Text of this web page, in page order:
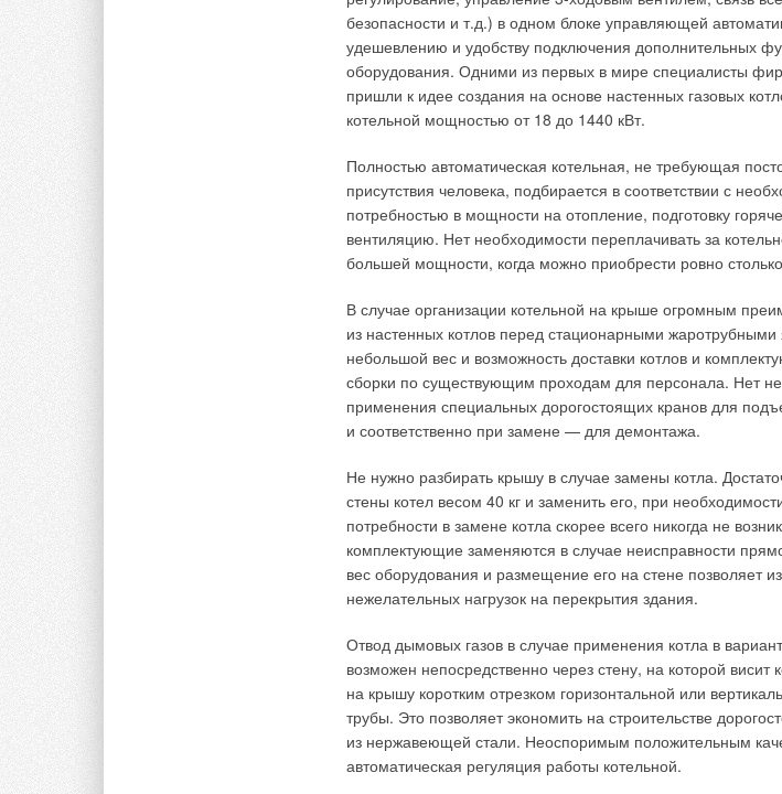
безопасности и т.д.) в одном блоке управляющей
удешевлению и удобству подключения дополнительных
оборудования. Одними из первых в мире специалисты
пришли к идее создания на основе настенных газовых
котельной мощностью от 18 до 1440 кВт.
Полностью автоматическая котельная, не требующая
присутствия человека, подбирается в соответствии с
потребностью в мощности на отопление, подготовку
вентиляцию. Нет необходимости переплачивать за
большей мощности, когда можно приобрести ровно
В случае организации котельной на крыше огромным
из настенных котлов перед стационарными жаротрубными
небольшой вес и возможность доставки котлов и
сборки по существующим проходам для персонала. Нет
применения специальных дорогостоящих кранов для
и соответственно при замене — для демонтажа.
Не нужно разбирать крышу в случае замены котла.
стены котел весом 40 кг и заменить его, при
потребности в замене котла скорее всего никогда не
комплектующие заменяются в случае неисправности
вес оборудования и размещение его на стене позволяет
нежелательных нагрузок на перекрытия здания.
Отвод дымовых газов в случае применения котла в
возможен непосредственно через стену, на которой висит
на крышу коротким отрезком горизонтальной или
трубы. Это позволяет экономить на строительстве
из нержавеющей стали. Неоспоримым положительным
автоматическая регуляция работы котельной.
должна проводиться несколькими этапами. Каждому этапу
соответствуют свои критерии сравнения:
Сравнение систем кондиционирования по
технологическим критериям
(фанкойлов) при изменении температуры в
помещении. В технических каталогах и рекламных
приводятся так называемые номинальные характеристики
которые определяются при стандартных температурных и
условиях.
Российские нормативные параметры внутреннего воздуха
номинальных параметров, установленных для испытания
Если стандартная температура испытания систем
составляет 27°С, то фактическая температура
помещений будет значительно ниже (20–25°С). Очевидно,
производительность внутренних блоков при изменившихся
внутренних блоков при уменьшении температуры
Это является следствием уменьшения градиента
теплообменнике, что в свою очередь приводит к потерям
внутреннего блока.
фанкойлы» значительно больше, чем потери VRF-систем.
факт довольно просто, если рассмотреть процесс
блока:
Qвн = k . F . (tвозд.ср. – tохл.), (1)